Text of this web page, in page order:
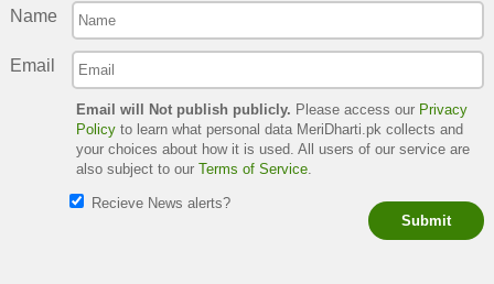
Name
Email
Email will Not publish publicly. Please access our Privacy
Policyto learn what personal data MeriDharti.pk collects and
your choices about how it is used. All users of our service are
also subject to our Terms of Service.
Recieve News alerts?
Submit